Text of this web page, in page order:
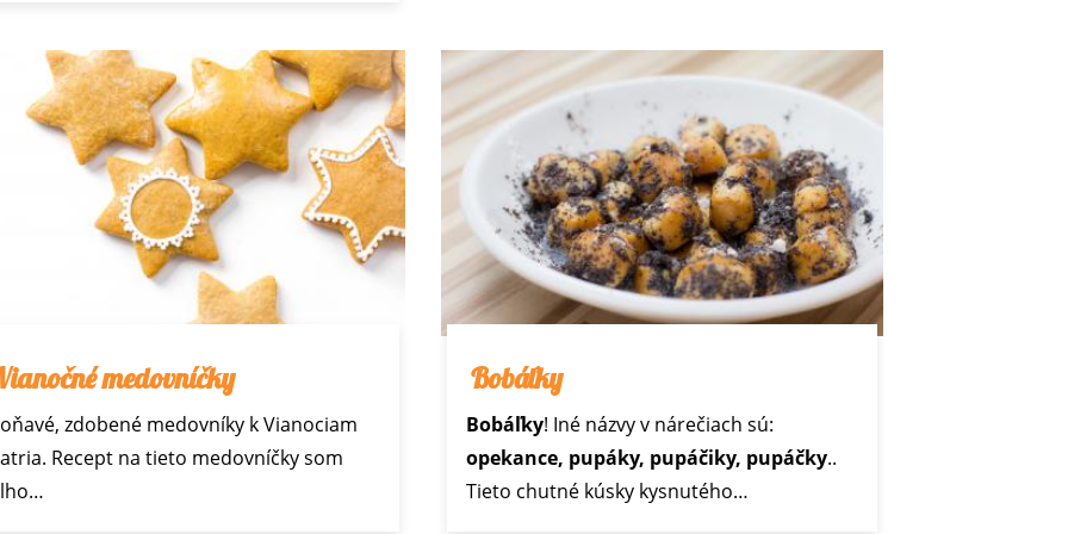
medovníčky
zdobené medovníky k Vianociam
Recept na tieto medovníčky som
Bobáľky
Bobáľky! Iné názvy v nárečiach sú:
opekance, pupáky, pupáčiky, pupáčky..
Tieto chutné kúsky kysnutého…